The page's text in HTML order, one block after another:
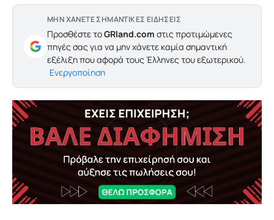
ΜΗΝ ΧΑΝΕΤΕ ΣΗΜΑΝΤΙΚΕΣ ΕΙΔΗΣΕΙΣ
Προσθέστε τοGRland.com στις προτιμώμενες
πηγές σας για να μην χάνετε καμία σημαντική
εξέλιξη που αφορά τους Έλληνες του εξωτερικού.
Ενεργοποίηση